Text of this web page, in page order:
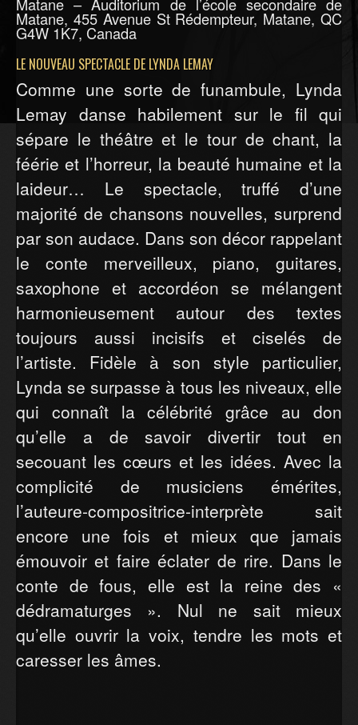
Matane, 455 Avenue St Rédempteur, Matane, QC
G4W 1K7, Canada
LE NOUVEAU SPECTACLE DE LYNDA LEMAY
Comme une sorte de funambule, Lynda
Lemay danse habilement sur le fil qui
sépare le théâtre et le tour de chant, la
féérie et l’horreur, la beauté humaine et la
laideur… Le spectacle, truffé d’une
majorité de chansons nouvelles, surprend
par son audace. Dans son décor rappelant
le conte merveilleux, piano, guitares,
saxophone et accordéon se mélangent
harmonieusement autour des textes
toujours aussi incisifs et ciselés de
l’artiste. Fidèle à son style particulier,
Lynda se surpasse à tous les niveaux, elle
qui connaît la célébrité grâce au don
qu’elle a de savoir divertir tout en
secouant les cœurs et les idées. Avec la
complicité de musiciens émérites,
l’auteure-compositrice-interprète sait
encore une fois et mieux que jamais
émouvoir et faire éclater de rire. Dans le
conte de fous, elle est la reine des «
dédramaturges ». Nul ne sait mieux
qu’elle ouvrir la voix, tendre les mots et
caresser les âmes.